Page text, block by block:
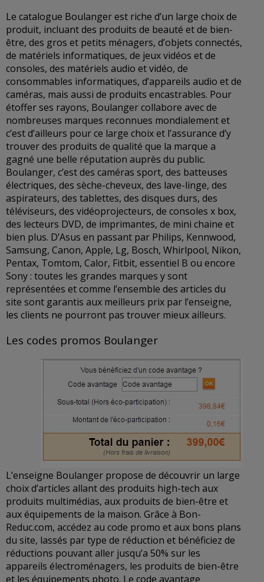
Le catalogue Boulanger est riche d’un large choix de
produit, incluant des produits de beauté et de bien-
être, des gros et petits ménagers, d’objets connectés,
de matériels informatiques, de jeux vidéos et de
consoles, des matériels audio et vidéo, de
consommables informatiques, d’appareils audio et de
caméras, mais aussi de produits encastrables. Pour
étoffer ses rayons, Boulanger collabore avec de
nombreuses marques reconnues mondialement et
c’est d’ailleurs pour ce large choix et l’assurance d’y
trouver des produits de qualité que la marque a
gagné une belle réputation auprès du public.
Boulanger, c’est des caméras sport, des batteuses
électriques, des sèche-cheveux, des lave-linge, des
aspirateurs, des tablettes, des disques durs, des
téléviseurs, des vidéoprojecteurs, de consoles x box,
des lecteurs DVD, de imprimantes, de mini chaine et
bien plus. D’Asus en passant par Philips, Kennwood,
Samsung, Canon, Apple, Lg, Bosch, Whirlpool, Nikon,
Pentax, Tomtom, Calor, Fitbit, essentiel B ou encore
Sony : toutes les grandes marques y sont
représentées et comme l’ensemble des articles du
site sont garantis aux meilleurs prix par l’enseigne,
les clients ne pourront pas trouver mieux ailleurs.
Les codes promos Boulanger
L’enseigne Boulanger propose de découvrir un large
choix d’articles allant des produits high-tech aux
produits multimédias, aux produits de bien-être et
aux équipements de la maison. Grâce à Bon-
Reduc.com, accédez au code promo et aux bons plans
du site, lassés par type de réduction et bénéficiez de
réductions pouvant aller jusqu’a 50% sur les
appareils électroménagers, les produits de bien-être
et les équipements photo. Le code avantage